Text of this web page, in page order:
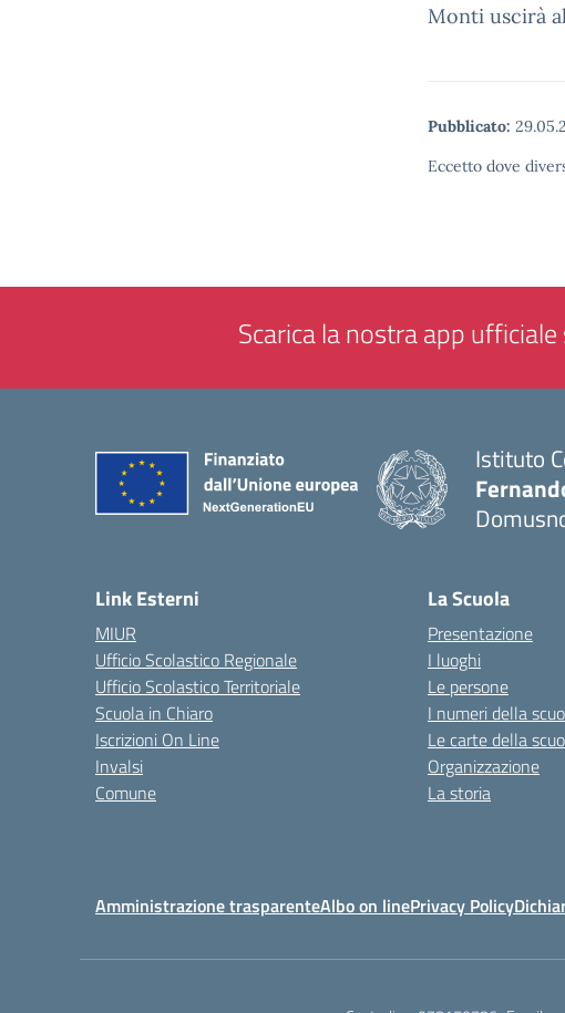
Monti uscirà
Pubblicato:
Eccetto dove
Scarica la nostra app ufficiale
Istituto
Link Esterni
MIUR
Ufficio Scolastico Regionale
Ufficio Scolastico Territoriale
Scuola in Chiaro
Iscrizioni On Line
Invalsi
Comune
La Scuola
Presentazione
I luoghi
Le persone
I numeri della
Le carte della
Organizzazione
La storia
Amministrazione trasparenteAlbo on linePrivacy Policy